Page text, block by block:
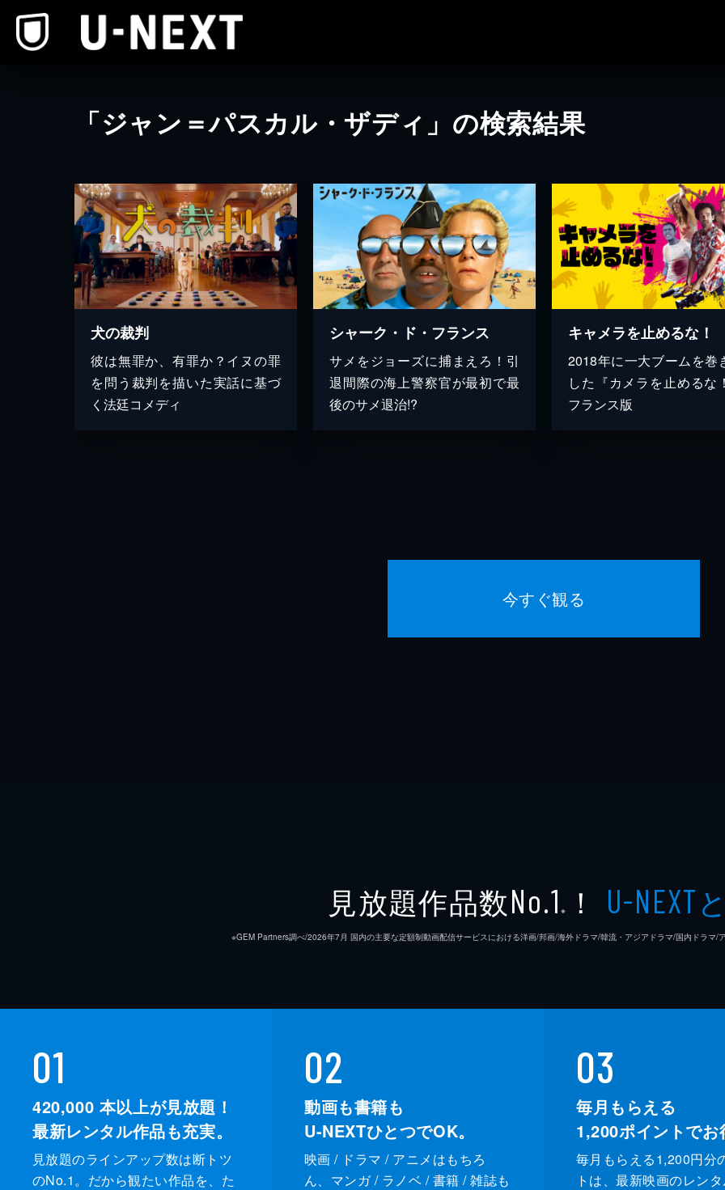
「ジャン＝パスカル・ザディ」の検索結果
犬の裁判
彼は無罪か、有罪か？イヌの罪
を問う裁判を描いた実話に基づ
く法廷コメディ
シャーク・ド・フランス
サメをジョーズに捕まえろ！引
退間際の海上警察官が最初で最
後のサメ退治!?
キャメラを止めるな！
2018年に一大ブームを巻
した『カメラを止めるな
フランス版
今すぐ観る
見放題作品数No.1 ※ ！ U-NEXT
※GEM Partners調べ/2026年7⽉ 国内の主要な定額制動画配信サービスにおける洋画/邦画/海外ドラマ/韓流・アジアドラマ/国内ドラマ/
01
420,000 本以上が見放題！
最新レンタル作品も充実。
見放題のラインアップ数は断トツ
のNo.1。だから観たい作品を、た
02
動画も書籍も
U-NEXTひとつでOK。
映画 / ドラマ / アニメはもちろ
ん、マンガ / ラノベ / 書籍 / 雑誌も
03
毎月もらえる
1,200ポイントでお
毎月もらえる1,200円分
トは、最新映画のレン